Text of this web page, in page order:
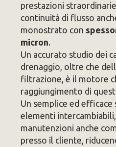
prestazioni
continuità di flusso
monostrato con
micron.
Un accurato studio dei
drenaggio, oltre che
filtrazione, è il motore
raggiungimento di
Un semplice ed efficace
elementi
manutenzioni anche
presso il cliente,